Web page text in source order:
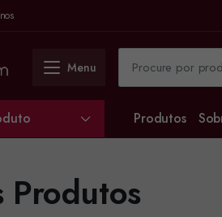
Menu
Produtos
Produtos